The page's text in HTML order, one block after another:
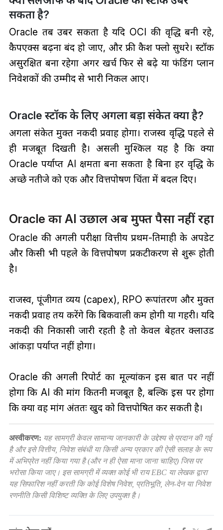
सकता है?
Oracle तब उबर सकता है यदि OCI की वृद्धि बनी रहे,
कैपएक्स बढ़ना बंद हो जाए, और फ्री कैश फ्लो सुधरे। स्टॉक
असुरक्षित बना रहेगा अगर खर्च फिर से बढ़े या फंडिंग प्लान
निवेशकों की उम्मीद से भारी निकल आए।
Oracle स्टॉक के लिए अगला बड़ा संकेत क्या है?
अगला संकेत मुक्त नकदी प्रवाह होगा। राजस्व वृद्धि पहले से
ही मजबूत दिखती है। असली मुश्किल यह है कि क्या
Oracle पर्याप्त AI क्षमता बना सकता है बिना हर वृद्धि के
अच्छे नतीजे को एक और वित्तपोषण चिंता में बदल दिए।
Oracle का AI उछाल अब मुफ्त पैसा नहीं रहा
Oracle की अगली परीक्षा वित्तीय प्रथम-तिमाही के अपडेट
और किसी भी पहले के वित्तपोषण प्रकटीकरण से शुरू होती
है।
राजस्व, पूंजीगत व्यय (capex), RPO रूपांतरण और मुक्त
नकदी प्रवाह तय करेंगे कि बिकवाली कम होगी या गहरी। यदि
नकदी की निकासी जारी रहती है तो केवल बेहतर क्लाउड
आंकड़ा पर्याप्त नहीं होगा।
Oracle की अगली रिपोर्ट का मूल्यांकन इस बात पर नहीं
होगा कि AI की मांग कितनी मजबूत है, बल्कि इस पर होगा
कि क्या वह मांग अंततः खुद को वित्तपोषित कर सकती है।
अस्वीकरण: यह सामग्री केवल सामान्य जानकारी के उद्देश्य से प्रदान की गई
है और इसे वित्तीय, निवेश संबंधी या किसी अन्य प्रकार की ऐसी सलाह के रूप
में अभिप्रेत नहीं किया गया है (और न ही ऐसा माना जाना चाहिए) जिस पर
भरोसा किया जाए। इस सामग्री में व्यक्त कोई भी राय EBC या लेखक द्वारा
यह सिफारिश नहीं करती कि कोई विशेष निवेश, प्रतिभूति, लेन-देन या निवेश
रणनीति किसी विशिष्ट व्यक्ति के लिए उपयुक्त है।